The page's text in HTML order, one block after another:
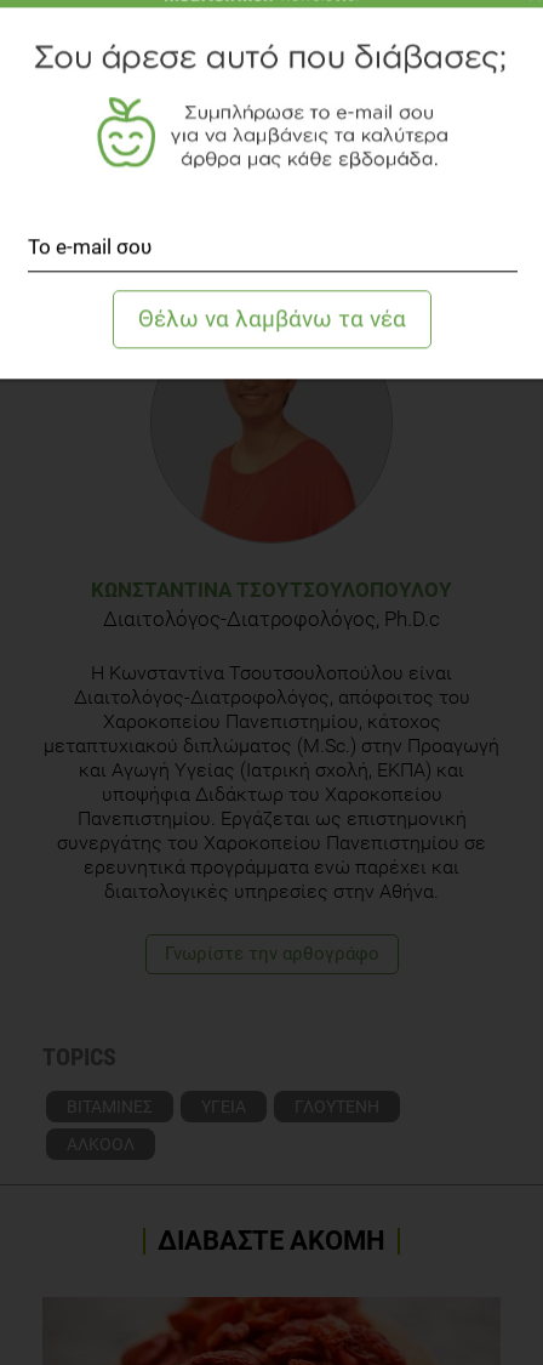
και με την υιοθέτηση συστηματικής άσκησης.
Εθνικό Ίδρυμα Ερευνών,Κοινωνία και υγεία τομ. VI. Εθνικό
Ίδρυμα Ερευνών, 2007, p. 241.
Mayo Clinic,https://www.mayoclinic.org/diseases-
conditions/psoriasis/symptoms-causes/syc-20355840.
Psoriasis diet: Can changing your diet treat
https://www.mayoclinic.org/diseases-
conditions/psoriasis/expert-answers/psoriasis-diet/faq-
https://www.aad.org/public/diseases/scaly-
skin/psoriasis#overview
About Psoriasis.
https://www.psoriasis.org/about-psoriasis .
National Psoriasis Foundation/USA,Diet and Psoriasis.
https://www.psoriasis.org/about-
psoriasis/treatments/alternative/diet-supplements.
Psoriasis and Psoriatic Arthritis Alliance,Psoriatic Lifestyle
and Nutrition.
http://papaa.org/sites/default/files/
Ricketts JR, Rothe MJ, Grant-Kels JM, Nutrition and
Clin Dermatol. 2010 Nov-Dec;28(6):615-26. doi:
Millsop JW, Bhatia BK, Debbaneh M, Koo J, Liao W,
Dermatol. 2014 Sep;71(3):561-9. doi:
10.1016/j.jaad.2014.03.016. Epub 2014 Apr 26.
analysis of observational studies. Nutr Diabetes. 2012 Dec
ΚΩΝΣΤΑΝΤΊΝΑ ΤΣΟΥΤΣΟΥΛΟΠΟΎΛΟΥ
Διαιτολόγος-Διατροφολόγος, Ph.D.c
H Κωνσταντίνα Τσουτσουλοπούλου είναι
Διαιτολόγος-Διατροφολόγος, απόφοιτος του
Χαροκοπείου Πανεπιστημίου, κάτοχος
μεταπτυχιακού διπλώματος (M.Sc.) στην Προαγωγή
και Αγωγή Υγείας (Ιατρική σχολή, ΕΚΠΑ) και
υποψήφια Διδάκτωρ του Χαροκοπείου
Πανεπιστημίου. Εργάζεται ως επιστημονική
συνεργάτης του Χαροκοπείου Πανεπιστημίου σε
ερευνητικά προγράμματα ενώ παρέχει και
διαιτολογικές υπηρεσίες στην Αθήνα.
Γνωρίστε την αρθογράφο
TOPICS
ΒΙΤΑΜΙΝΕΣ ΥΓΕΙΑ
ΓΛΟΥΤΕΝΗ
ΑΛΚΟΟΛ
ΔΙΑΒΑΣΤΕ ΑΚΟΜΗ